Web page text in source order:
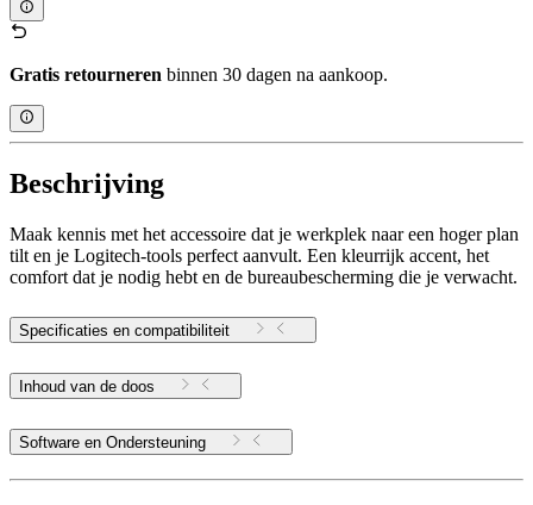
Gratis retourneren binnen 30 dagen na aankoop.
Beschrijving
Maak kennis met het accessoire dat je werkplek naar een hoger plan
tilt en je Logitech-tools perfect aanvult. Een kleurrijk accent, het
comfort dat je nodig hebt en de bureaubescherming die je verwacht.
Specificaties en compatibiliteit
Inhoud van de doos
Software en Ondersteuning